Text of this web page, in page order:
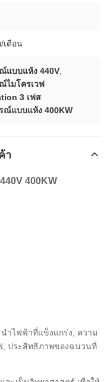
เดือน
แบบแห้ง 440V
ไมโครเวฟ
3 เฟส
ณ์แบบแห้ง 400KW
า
400KW
ำไฟฟ้าที่แข็งแกร่ง, ความ
, ประสิทธิภาพของฉนวนที่